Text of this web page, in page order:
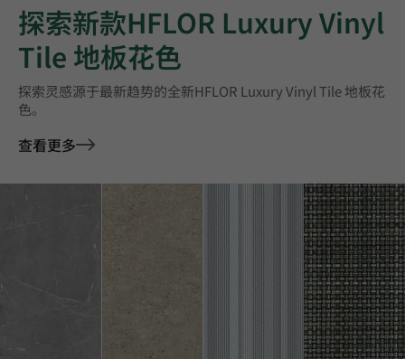
探索新款HFLOR Luxury Vinyl
Tile 地板花色
探索灵感源于最新趋势的全新HFLOR Luxury Vinyl Tile 地板花
色。
查看更多